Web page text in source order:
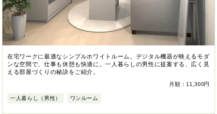
在宅ワークに最適なシンプルホワイトルーム。デジタル機器が映えるモダ
ンな空間で、仕事も休憩も快適に。一人暮らしの男性に提案する、広く見
える部屋づくりの秘訣をご紹介。
月額：11,300円
一人暮らし（男性） ワンルーム